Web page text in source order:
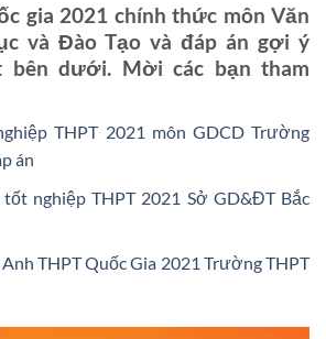
gia 2021 chính thức môn Văn
và Đào Tạo và đáp án gợi ý
bên dưới. Mời các bạn tham
THPT 2021 môn GDCD Trường
án
nghiệp THPT 2021 Sở GD&ĐT Bắc
THPT Quốc Gia 2021 Trường THPT